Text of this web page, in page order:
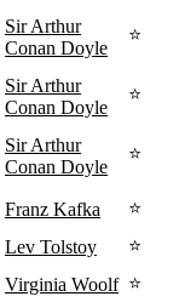
Sir Arthur
Conan Doyle
⭐
Sir Arthur
Conan Doyle
⭐
Sir Arthur
Conan Doyle
⭐
Franz Kafka
⭐
Lev Tolstoy
⭐
Virginia Woolf ⭐